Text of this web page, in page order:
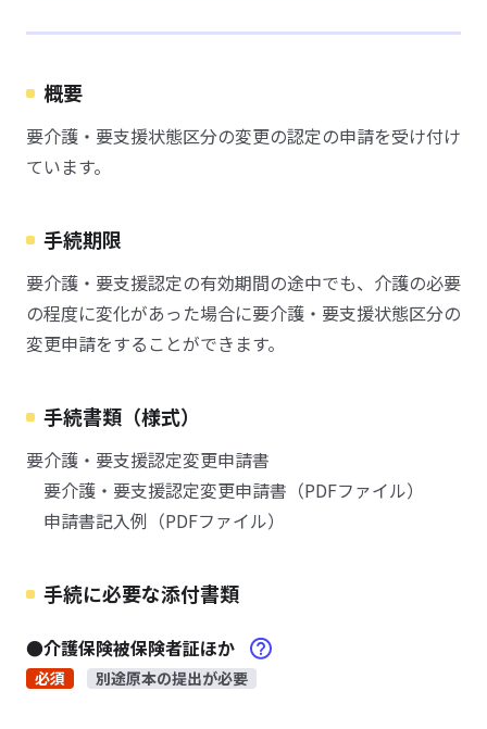
概要
要介護・要支援状態区分の変更の認定の申請を受け付け
ています。
手続期限
要介護・要支援認定の有効期間の途中でも、介護の必要
の程度に変化があった場合に要介護・要支援状態区分の
変更申請をすることができます。
手続書類（様式）
要介護・要支援認定変更申請書
要介護・要支援認定変更申請書（PDFファイル）
申請書記入例（PDFファイル）
手続に必要な添付書類
●介護保険被保険者証ほか
必須 別途原本の提出が必要